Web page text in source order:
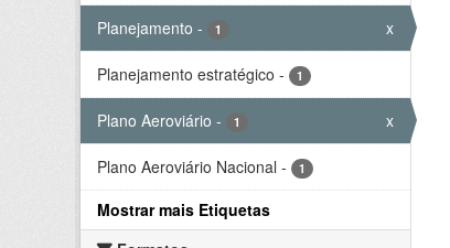
Planejamento - 1 x
Planejamento estratégico - 1
Plano Aeroviário - 1 x
Plano Aeroviário Nacional - 1
Mostrar mais Etiquetas